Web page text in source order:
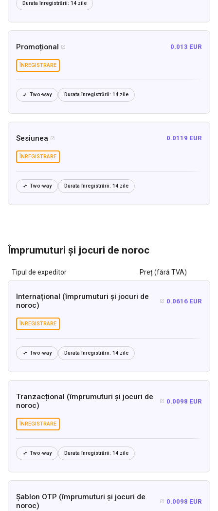
Durata înregistrării: 14 zile
Promoțional  0.013 EUR
ÎNREGISTRARE
 Two-way Durata înregistrării: 14 zile
Sesiunea  0.0119 EUR
ÎNREGISTRARE
 Two-way Durata înregistrării: 14 zile
Împrumuturi și jocuri de noroc
Tipul de expeditor Preț (fără TVA)
Internațional (împrumuturi și jocuri de
noroc)
 0.0616 EUR
ÎNREGISTRARE
 Two-way Durata înregistrării: 14 zile
Tranzacțional (împrumuturi și jocuri de
noroc)
 0.0098 EUR
ÎNREGISTRARE
 Two-way Durata înregistrării: 14 zile
Șablon OTP (împrumuturi și jocuri de
noroc)
 0.0098 EUR